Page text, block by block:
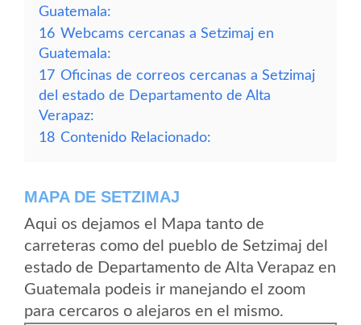
Guatemala:
16 Webcams cercanas a Setzimaj en
Guatemala:
17 Oficinas de correos cercanas a Setzimaj
del estado de Departamento de Alta
Verapaz:
18 Contenido Relacionado:
MAPA DE SETZIMAJ
Aqui os dejamos el Mapa tanto de
carreteras como del pueblo de Setzimaj del
estado de Departamento de Alta Verapaz en
Guatemala podeis ir manejando el zoom
para cercaros o alejaros en el mismo.